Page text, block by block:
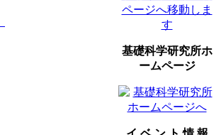
基礎科学研究所ホ
ームページ